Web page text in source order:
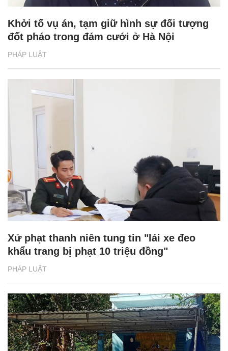
PHÁP LUẬT
Khởi tố vụ án, tạm giữ hình sự đối tượng
đốt pháo trong đám cưới ở Hà Nội
PHÁP LUẬT
Xử phạt thanh niên tung tin "lái xe đeo
khẩu trang bị phạt 10 triệu đồng"